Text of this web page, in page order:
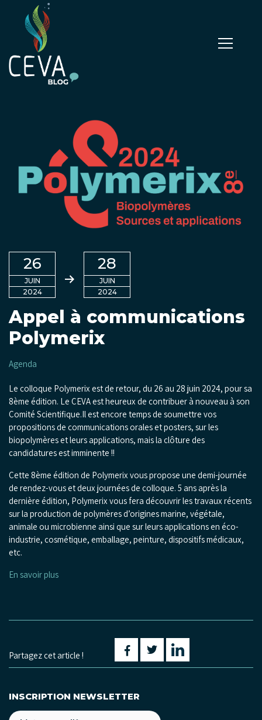
26
JUIN
2024
28
JUIN
2024
Appel à communications
Polymerix
Agenda
Le colloque Polymerix est de retour, du 26 au 28 juin 2024, pour sa
8ème édition. Le CEVA est heureux de contribuer à nouveau à son
Comité Scientifique.Il est encore temps de soumettre vos
propositions de communications orales et posters, sur les
biopolymères et leurs applications, mais la clôture des
candidatures est imminente !!
Cette 8ème édition de Polymerix vous propose une demi-journée
de rendez-vous et deux journées de colloque. 5 ans après la
dernière édition, Polymerix vous fera découvrir les travaux récents
sur la production de polymères d’origines marine, végétale,
animale ou microbienne ainsi que sur leurs applications en éco-
industrie, cosmétique, emballage, peinture, dispositifs médicaux,
etc.
En savoir plus
Partagez cet article !
INSCRIPTION NEWSLETTER